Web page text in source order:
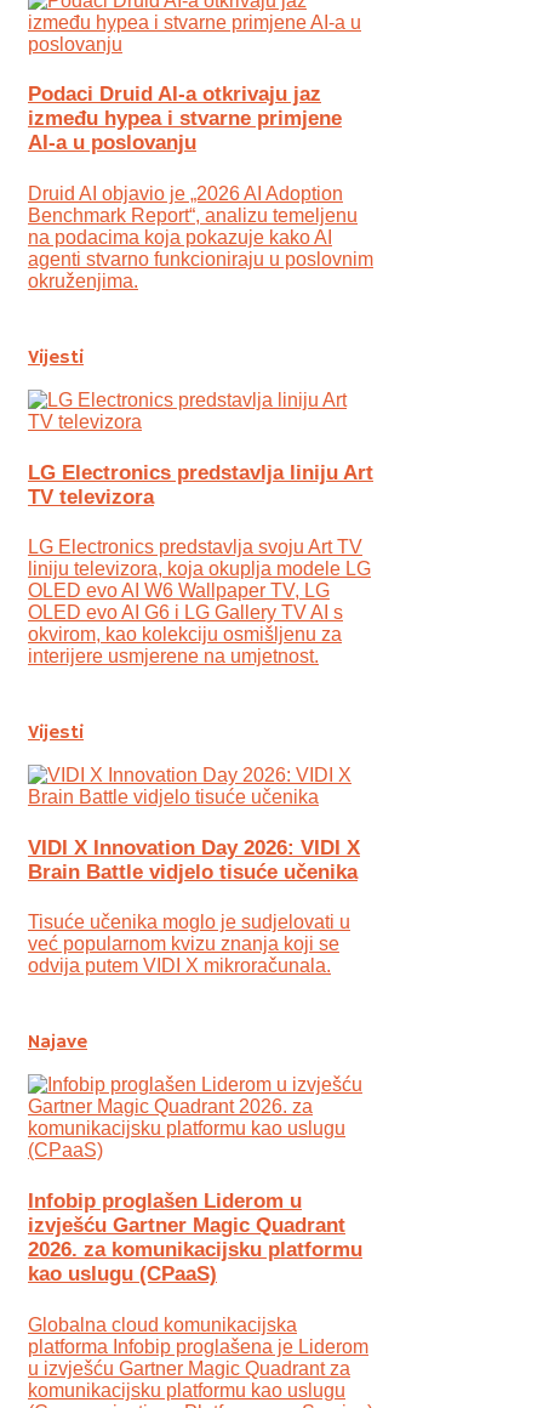
Podaci Druid AI-a otkrivaju jaz
između hypea i stvarne primjene
AI-a u poslovanju
Druid AI objavio je „2026 AI Adoption
Benchmark Report“, analizu temeljenu
na podacima koja pokazuje kako AI
agenti stvarno funkcioniraju u poslovnim
okruženjima.
Vijesti
LG Electronics predstavlja liniju Art
TV televizora
LG Electronics predstavlja svoju Art TV
liniju televizora, koja okuplja modele LG
OLED evo AI W6 Wallpaper TV, LG
OLED evo AI G6 i LG Gallery TV AI s
okvirom, kao kolekciju osmišljenu za
interijere usmjerene na umjetnost.
Vijesti
VIDI X Innovation Day 2026: VIDI X
Brain Battle vidjelo tisuće učenika
Tisuće učenika moglo je sudjelovati u
već popularnom kvizu znanja koji se
odvija putem VIDI X mikroračunala.
Najave
Infobip proglašen Liderom u
izvješću Gartner Magic Quadrant
2026. za komunikacijsku platformu
kao uslugu (CPaaS)
Globalna cloud komunikacijska
platforma Infobip proglašena je Liderom
u izvješću Gartner Magic Quadrant za
komunikacijsku platformu kao uslugu